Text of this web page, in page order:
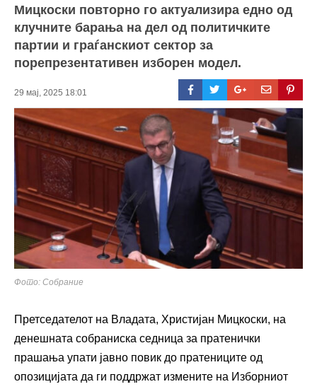
Мицкоски повторно го актуализира едно од
клучните барања на дел од политичките
партии и граѓанскиот сектор за
порепрезентативен изборен модел.
29 мај, 2025 18:01
Фото: Собрание
Претседателот на Владата, Христијан Мицкоски, на
денешната собраниска седница за пратенички
прашања упати јавно повик до пратениците од
опозицијата да ги поддржат измените на Изборниот